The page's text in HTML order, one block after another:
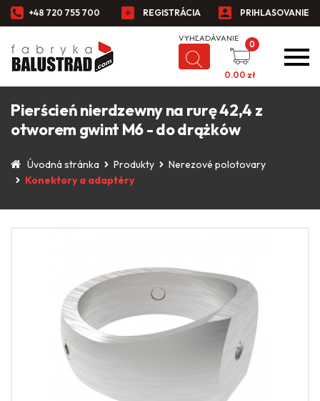
+48 720 755 700 REGISTRÁCIA PRIHLASOVANIE
0
0.00 zł
Pierścień nierdzewny na rurę 42,4 z
otworem gwint M6 - do drążków
Úvodná stránka Produkty
Nerezové polotovary
Konektory a adaptéry